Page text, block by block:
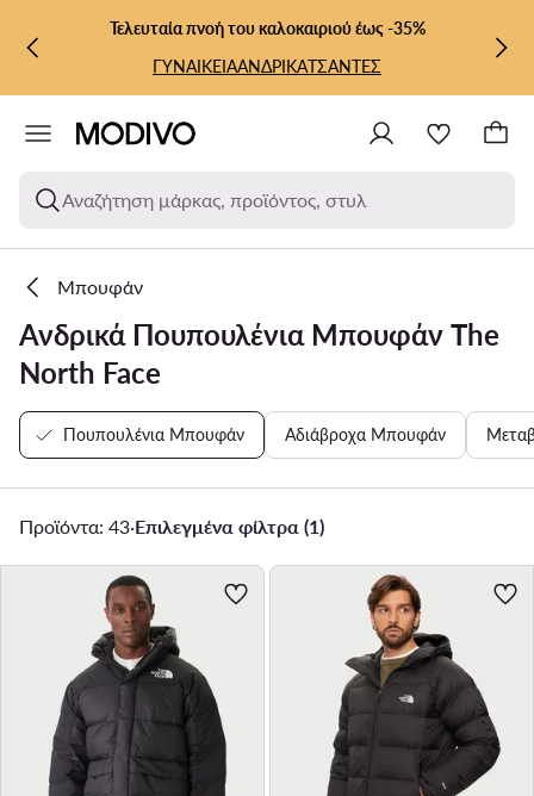
ΜΕΤΆΒΑΣΗ ΣΤΟ ΚΎΡΙΟ ΠΕΡΙΕΧΌΜΕΝΟ
ΜΕΤΆΒΑΣΗ ΣΤΗΝ ΑΝΑΖΉΤΗΣΗ
Τελευταία πνοή του καλοκαιριού έως -35%
ΓΥΝΑΙΚΕΙΑΑΝΔΡΙΚΑΤΣΑΝΤΕΣ
Αναζήτηση μάρκας, προϊόντος, στυλ
Μπουφάν
Ανδρικά Πουπουλένια Μπουφάν The
North Face
Πουπουλένια Μπουφάν Αδιάβροχα Μπουφάν
Προϊόντα: 43·Επιλεγμένα φίλτρα (1)